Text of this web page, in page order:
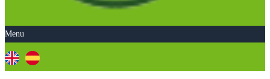
Menu